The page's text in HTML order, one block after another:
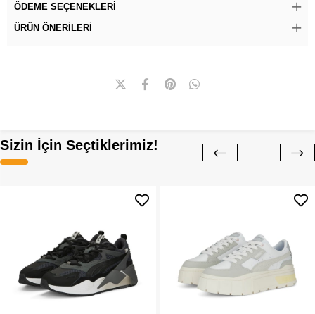
ÖDEME SEÇENEKLERI
ÜRÜN ÖNERILERI
Sizin İçin Seçtiklerimiz!